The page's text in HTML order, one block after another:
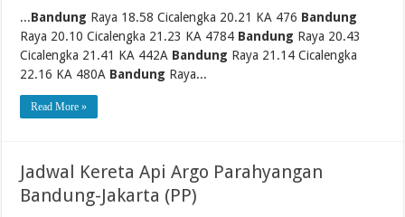
...Bandung Raya 18.58 Cicalengka 20.21 KA 476 Bandung
Raya 20.10 Cicalengka 21.23 KA 4784 Bandung Raya 20.43
Cicalengka 21.41 KA 442A Bandung Raya 21.14 Cicalengka
22.16 KA 480A Bandung Raya...
Read More »
Jadwal Kereta Api Argo Parahyangan
Bandung-Jakarta (PP)